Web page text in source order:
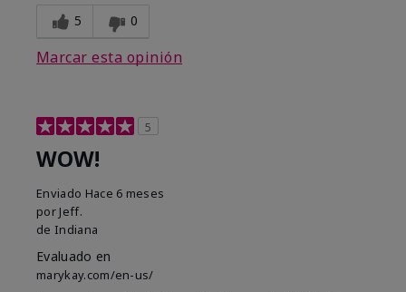
5 0
Marcar esta opinión
5
WOW!
Enviado Hace 6 meses
por Jeff.
de Indiana
Evaluado en
marykay.com/en-us/